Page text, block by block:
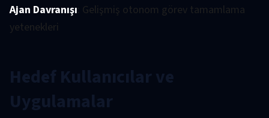
Ajan Davranışı: Gelişmiş otonom görev tamamlama
yetenekleri
Hedef Kullanıcılar ve
Uygulamalar